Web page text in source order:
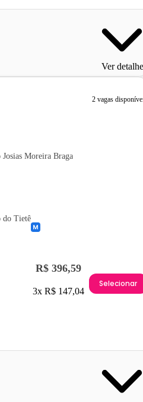
Ver
2 vagas
Moreira Braga
do Tietê
R$ 396,59
3x R$ 147,04
Selecionar